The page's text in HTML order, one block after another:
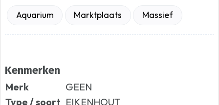
Aquarium Marktplaats Massief
Kenmerken
Merk
GEEN
Type / soort EIKENHOUT